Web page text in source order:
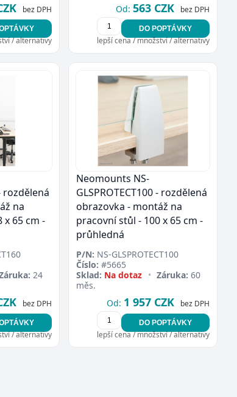
bez DPH
/ alternativy
Od: 563 CZK bez DPH
DO POPTÁVKY
lepší cena / množství / alternativy
rozdělená
na
x 65 cm -
24
bez DPH
/ alternativy
Neomounts NS-
GLSPROTECT100 - rozdělená
obrazovka - montáž na
pracovní stůl - 100 x 65 cm -
průhledná
P/N: NS-GLSPROTECT100
Číslo: #5665
Sklad: Na dotaz • Záruka: 60
měs.
Od: 1 957 CZK bez DPH
DO POPTÁVKY
lepší cena / množství / alternativy